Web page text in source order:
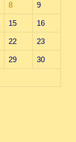
8 9
15 16
22 23
29 30